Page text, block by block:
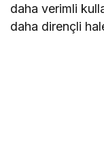
daha verimli
daha dirençli